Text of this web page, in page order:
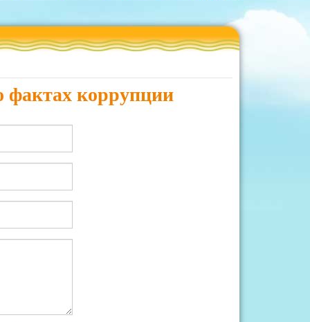
фактах коррупции